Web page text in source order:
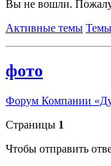
Вы не вошли.
Активные темы Темы
фото
Форум Компании
Страницы 1
Чтобы отправить